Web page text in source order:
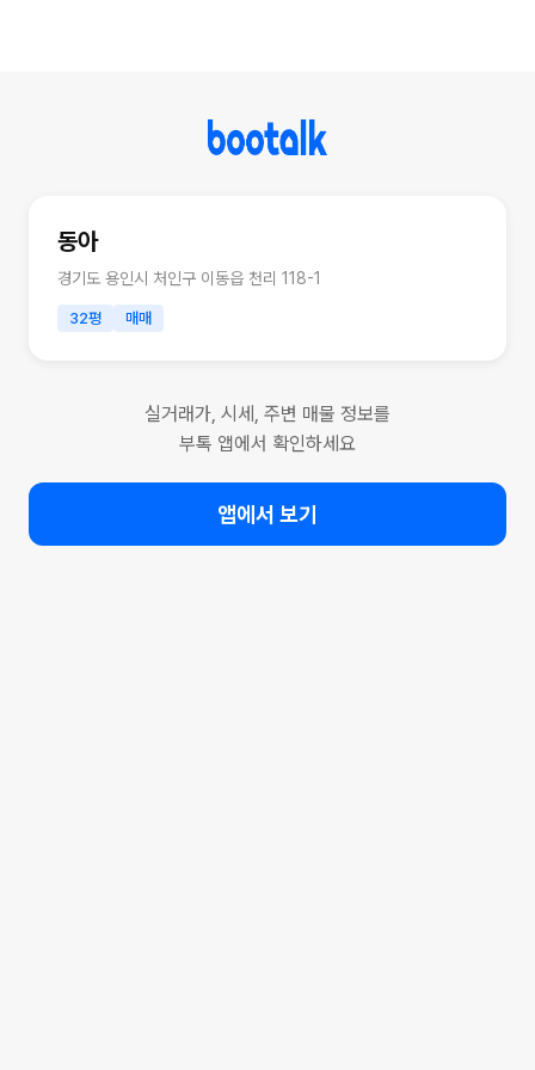
동아
경기도 용인시 처인구 이동읍 천리 118-1
32평 매매
실거래가, 시세, 주변 매물 정보를
부톡 앱에서 확인하세요
앱에서 보기